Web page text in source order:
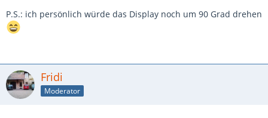
P.S.: ich persönlich würde das Display noch um 90 Grad drehen
Fridi
Moderator